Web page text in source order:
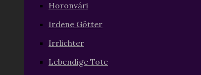
Horonvári
Irdene Götter
Irrlichter
Lebendige Tote